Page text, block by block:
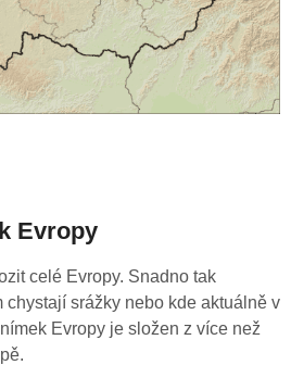
Evropy
celé Evropy. Snadno tak
chystají srážky nebo kde aktuálně v
Evropy je složen z více než